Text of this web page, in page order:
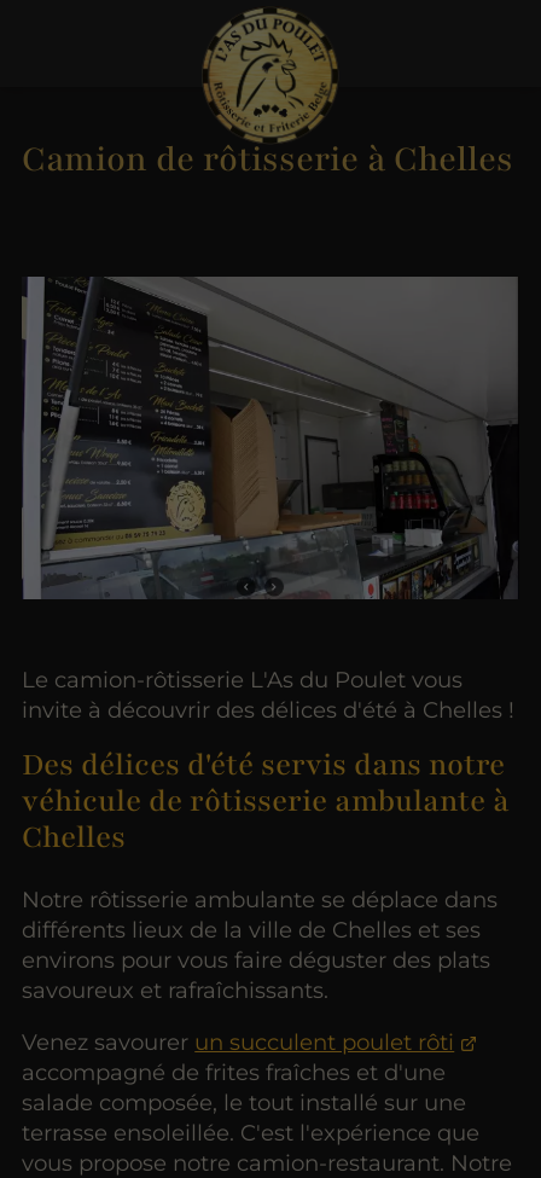
Camion de rôtisserie à Chelles
Le camion-rôtisserie L'As du Poulet vous
invite à découvrir des délices d'été à Chelles !
Des délices d'été servis dans notre
véhicule de rôtisserie ambulante à
Chelles
Notre rôtisserie ambulante se déplace dans
différents lieux de la ville de Chelles et ses
environs pour vous faire déguster des plats
savoureux et rafraîchissants.
Venez savourer un succulent poulet rôti
accompagné de frites fraîches et d'une
salade composée, le tout installé sur une
terrasse ensoleillée. C'est l'expérience que
vous propose notre camion-restaurant. Notre